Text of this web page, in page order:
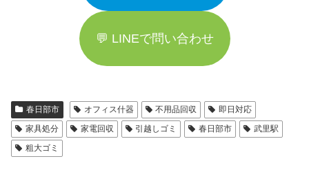
💬 LINEで問い合わせ
春日部市 オフィス什器 不用品回収
即日対応
家具処分
家電回収 引越しゴミ 春日部市
武里駅
粗大ゴミ